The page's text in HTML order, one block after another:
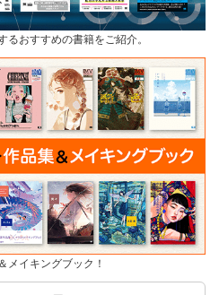
るおすすめの書籍をご紹介。
メイキングブック！